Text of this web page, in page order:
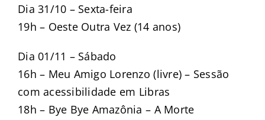
Dia 31/10 – Sexta-feira
19h – Oeste Outra Vez (14 anos)
Dia 01/11 – Sábado
16h – Meu Amigo Lorenzo (livre) – Sessão
com acessibilidade em Libras
18h – Bye Bye Amazônia – A Morte